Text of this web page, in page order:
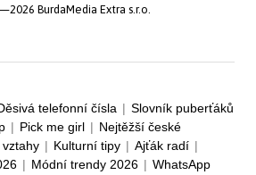
BurdaMedia Extra s.r.o.
telefonní čísla | Slovník puberťáků
| Pick me girl | Nejtěžší české
vztahy | Kulturní tipy | Ajťák radí |
| Módní trendy 2026 | WhatsApp